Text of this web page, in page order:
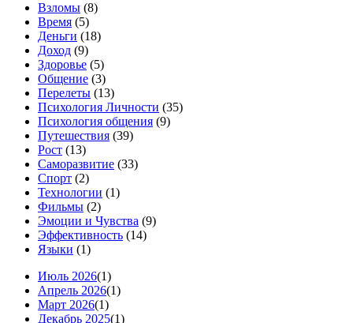
Взломы (8)
Время (5)
Деньги (18)
Доход (9)
Здоровье (5)
Общение (3)
Перелеты (13)
Психология Личности (35)
Психология общения (9)
Путешествия (39)
Рост (13)
Саморазвитие (33)
Спорт (2)
Технологии (1)
Фильмы (2)
Эмоции и Чувства (9)
Эффективность (14)
Языки (1)
Июль 2026(1)
Апрель 2026(1)
Март 2026(1)
Декабрь 2025(1)